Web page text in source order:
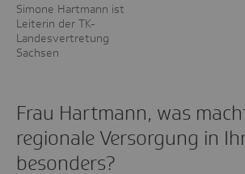
Simone Hartmann ist
Leiterin der TK-
Landesvertretung
Sachsen
Frau Hartmann, was
regionale Versorgung in
besonders?